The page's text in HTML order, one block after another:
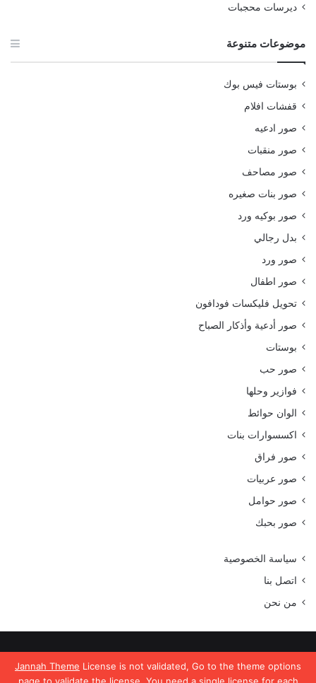
Jannah Theme License is not validated, Go to the theme options
ديرسات محجبات
موضوعات متنوعة
بوستات فيس بوك
قفشات افلام
صور ادعيه
صور منقبات
صور مصاحف
صور بنات صغيره
صور بوكيه ورد
بدل رجالي
صور ورد
صور اطفال
تحويل فليكسات فودافون
صور أدعية وأذكار الصباح
بوستات
صور حب
فوازير وحلها
الوان حوائط
اكسسوارات بنات
صور فراق
صور عربيات
صور حوامل
صور بحبك
سياسة الخصوصية
اتصل بنا
من نحن